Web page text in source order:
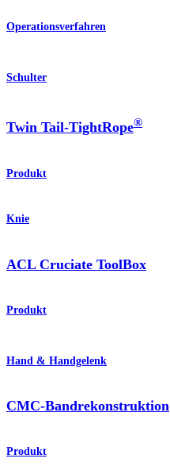
Operationsverfahren
Schulter
Twin Tail-TightRope®
Produkt
Knie
ACL Cruciate ToolBox
Produkt
Hand & Handgelenk
CMC-Bandrekonstruktion
Produkt